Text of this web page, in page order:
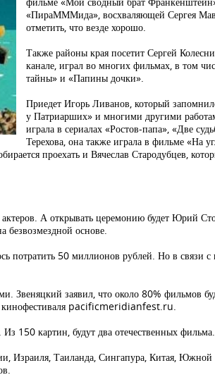
«ПираМММида», восхваляющей Сергея
отметить, что везде хорошо.
Также районы края посетит Сергей
канале, играл во многих фильмах, в том
тайны» и «Папины дочки».
Приедет Игорь Ливанов, который
у Патриарших» и многими другими
играла в сериалах «Ростов-папа», «Две
Терехова, она также играла в фильме «На
проехать и Вячеслав Стародубцев,
актеров. А открывать церемонию будет Юрий
безвозмездной основе.
потратить 50 миллионов рублей. Но в связи
Звеняцкий заявил, что около 80% фильмов
кинофестиваля pacificmeridianfest.ru.
150 картин, будут два отечественных фильма.
Израиля, Таиланда, Сингапура, Китая,